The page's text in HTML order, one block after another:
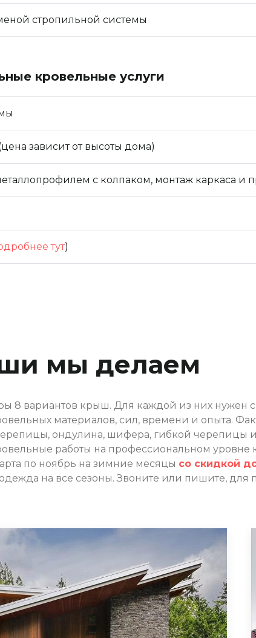
стропильной системы
кровельные услуги
зависит от высоты дома)
с колпаком, монтаж каркаса и
тут)
мы делаем
8 вариантов крыш. Для каждой из них нужен
материалов, сил, времени и опыта.
ондулина, шифера, гибкой черепицы и
работы на профессиональном уровне
по ноябрь на зимние месяцы со скидкой
на все сезоны. Звоните или пишите, для